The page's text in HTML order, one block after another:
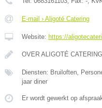
E-mail › Aligoté Catering
Website: https://
OVER ALIGOTÉ
Diensten: Bruiloften,
jaar diner
Er wordt gewerkt op